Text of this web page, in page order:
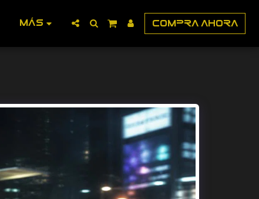
MÁS COMPRA AHORA